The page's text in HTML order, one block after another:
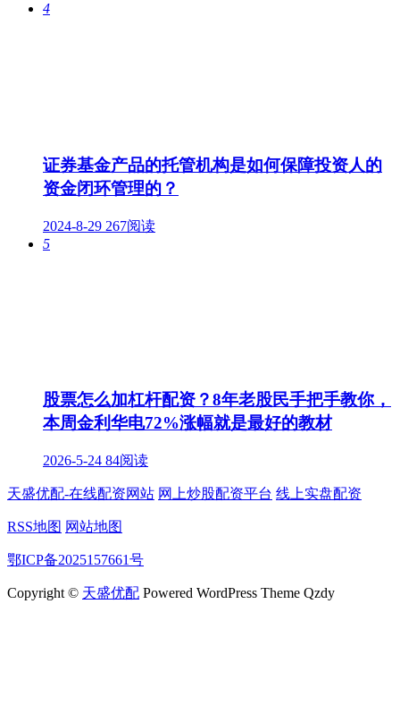
4
证券基金产品的托管机构是如何保障投资人的
资金闭环管理的？
2024-8-29 267阅读
5
股票怎么加杠杆配资？8年老股民手把手教你，
本周金利华电72%涨幅就是最好的教材
2026-5-24 84阅读
天盛优配-在线配资网站 网上炒股配资平台 线上实盘配资
RSS地图 网站地图
鄂ICP备2025157661号
Copyright © 天盛优配 Powered WordPress Theme Qzdy